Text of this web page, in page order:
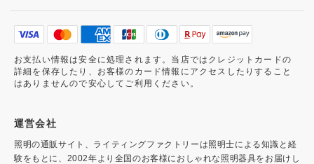
お支払い情報は安全に処理されます。当店ではクレジットカードの
詳細を保存したり、お客様のカード情報にアクセスしたりすること
はありませんので安心してご利用ください。
運営会社
照明の通販サイト、ライティングファクトリーは照明士による知識と経
験をもとに、2002年より全国のお客様におしゃれな照明器具をお届けし